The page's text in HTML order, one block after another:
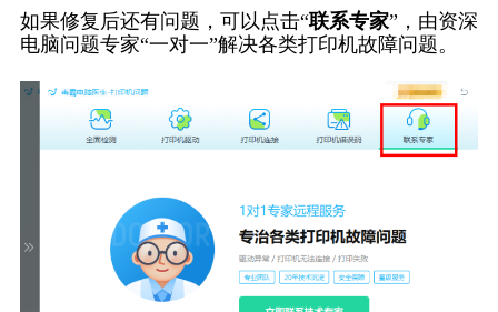
如果修复后还有问题，可以点击“联系专家”，由资深
电脑问题专家“一对一”解决各类打印机故障问题。